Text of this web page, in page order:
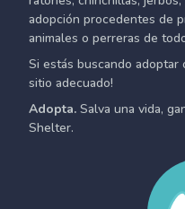
adopción procedentes de
animales o perreras de
Si estás buscando adoptar
sitio adecuado!
Adopta. Salva una vida,
Shelter.